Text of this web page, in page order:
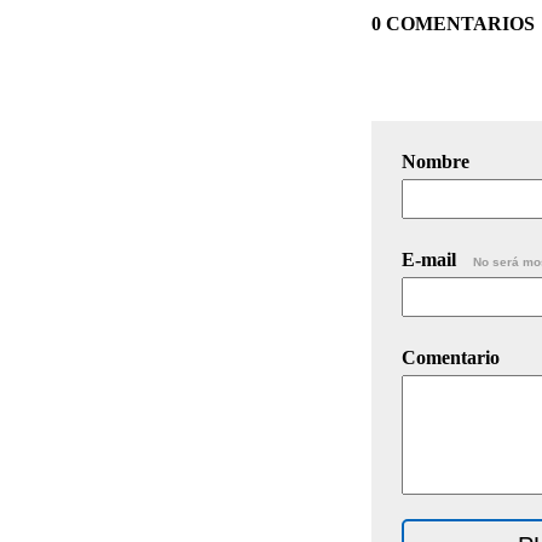
0 COMENTARIOS
Nombre
E-mail No será
Comentario